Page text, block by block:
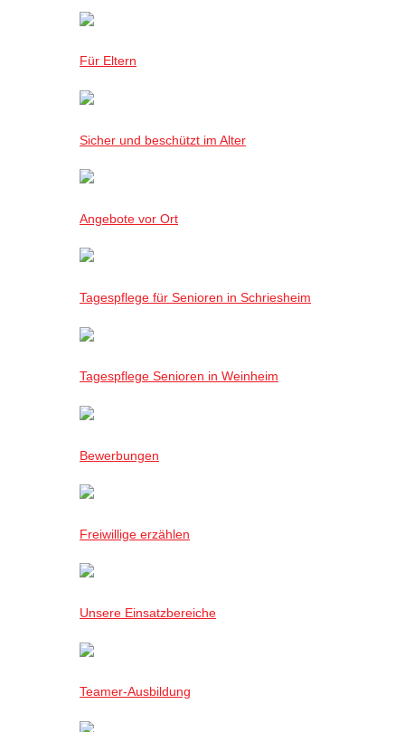
Für Eltern
Sicher und beschützt im Alter
Angebote vor Ort
Tagespflege für Senioren in Schriesheim
Tagespflege Senioren in Weinheim
Bewerbungen
Freiwillige erzählen
Unsere Einsatzbereiche
Teamer-Ausbildung